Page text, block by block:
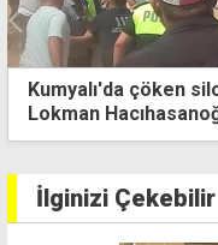
Kumyalı'da çöken
Lokman
İlginizi Çekebilir